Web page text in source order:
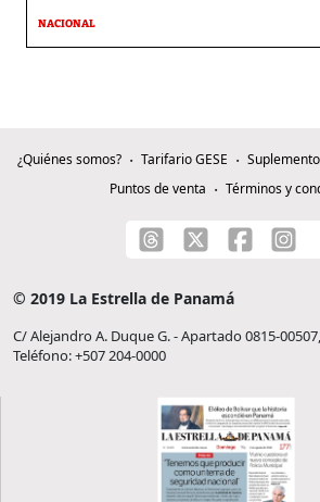
NACIONAL
¿Quiénes somos? Tarifario GESE
Puntos de venta
Términos y
© 2019 La Estrella de Panamá
C/ Alejandro A. Duque G. - Apartado 0815-
Teléfono: +507 204-0000